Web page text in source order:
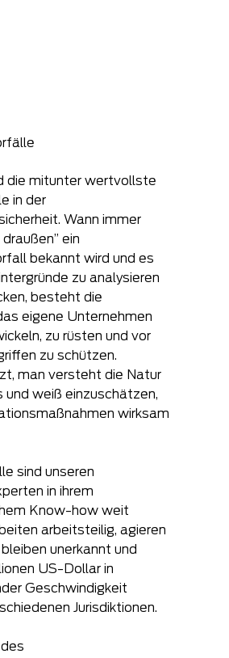
die mitunter wertvollste
in der
Wann immer
ein
bekannt wird und es
zu analysieren
besteht die
eigene Unternehmen
zu rüsten und vor
zu schützen.
man versteht die Natur
und weiß einzuschätzen,
wirksam
sind unseren
in ihrem
Know-how weit
arbeitsteilig, agieren
unerkannt und
US-Dollar in
Geschwindigkeit
Jurisdiktionen.